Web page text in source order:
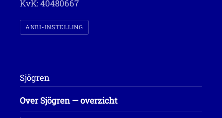
KvK: 40480667
ANBI-INSTELLING
Sjögren
Over Sjögren — overzicht